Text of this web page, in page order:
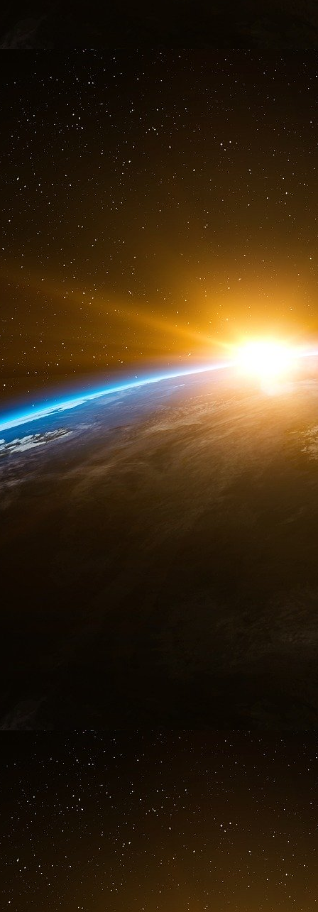
Avant l’annonce de mardi, le président
pétroliers vénézuéliens sanctionnés qui
qui déploient souvent de faux pavillons et de
Les États-Unis avaient saisi plusieurs
dizaines d’autres restaient bloqués dans les
Trending Politics News